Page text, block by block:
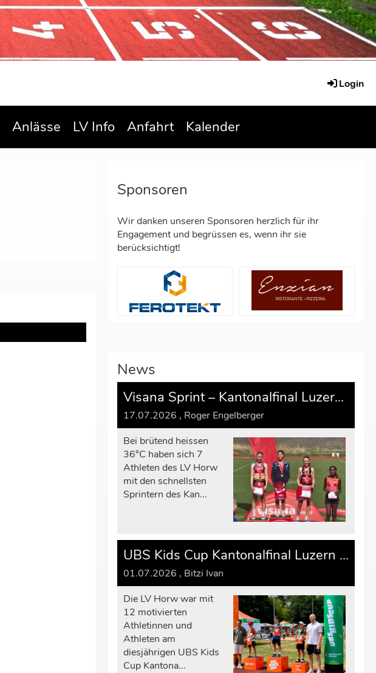
Login
Anlässe LV Info Anfahrt Kalender
Sponsoren
Wir danken unseren Sponsoren herzlich für ihr
Engagement und begrüssen es, wenn ihr sie
berücksichtigt!
News
Visana Sprint – Kantonalfinal Luzern vom 27. Juni 2026
17.07.2026 , Roger Engelberger
Bei brütend heissen
36°C haben sich 7
Athleten des LV Horw
mit den schnellsten
Sprintern des Kan...
UBS Kids Cup Kantonalfinal Luzern – Sonntag, 28. Juni 2026
01.07.2026 , Bitzi Ivan
Die LV Horw war mit
12 motivierten
Athletinnen und
Athleten am
diesjährigen UBS Kids
Cup Kantona...